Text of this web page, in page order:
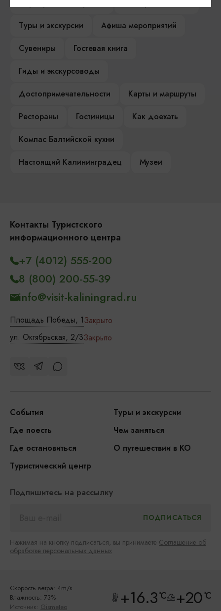
Туры и экскурсии
Афиша мероприятий
Сувениры
Гостевая книга
Гиды и экскурсоводы
Достопримечательности
Карты и маршруты
Рестораны
Гостиницы
Как доехать
Компас Балтийской кухни
Настоящий Калининградец
Музеи
Контакты Туристского
информационного центра
Площадь Победы, 1Закрыто
ул. Октябрьская, 2/3Закрыто
+7 (4012) 555-200
8 (800) 200-55-39
info@visit-kaliningrad.ru
События
Туры и экскурсии
Где поесть
Чем заняться
Где остановиться
О путешествии в КО
Туристический центр
Подпишитесь на рассылку
Нажимая на кнопку подписаться, вы принимаете Соглашение об
обработке персональных данных
Скорость ветра: 4m/s
Влажность: 73%
Источник: Gismeteo +16.3°C +20°C